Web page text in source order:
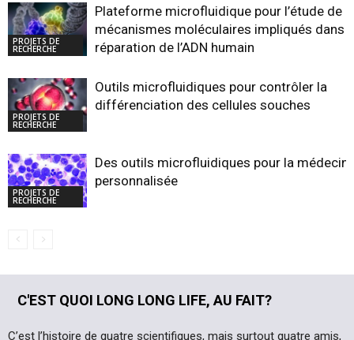
PROJETS DE
RECHERCHE
Plateforme microfluidique pour l’étude de
mécanismes moléculaires impliqués dans
réparation de l’ADN humain
PROJETS DE
RECHERCHE
Outils microfluidiques pour contrôler la
différenciation des cellules souches
PROJETS DE
RECHERCHE
Des outils microfluidiques pour la
personnalisée
C'EST QUOI LONG LONG LIFE, AU FAIT?
C’est l’histoire de quatre scientifiques, mais surtout quatre amis,